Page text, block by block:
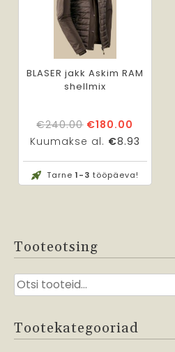
BLASER jakk Askim RAM
shellmix
€240.00 Algne
hind
oli:
€240.00.
€180.00
hind
on:
€180.00.
Kuumakse al. €8.93
Tarne 1-3 tööpäeva!
Tooteotsing
Otsi:
Tootekategooriad